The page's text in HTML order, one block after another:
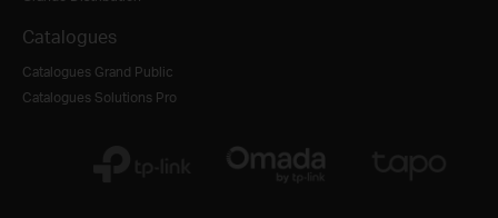
Catalogues
Catalogues Grand Public
Catalogues Solutions Pro